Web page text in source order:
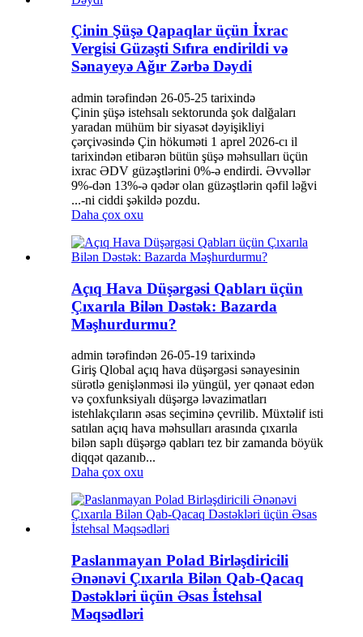
Çinin Şüşə Qapaqlar üçün İxrac
Vergisi Güzəşti Sıfıra endirildi və
Sənayeyə Ağır Zərbə Dəydi
admin tərəfindən 26-05-25 tarixində
Çinin şüşə istehsalı sektorunda şok dalğaları
yaradan mühüm bir siyasət dəyişikliyi
çərçivəsində Çin hökuməti 1 aprel 2026-cı il
tarixindən etibarən bütün şüşə məhsulları üçün
ixrac ƏDV güzəştlərini 0%-ə endirdi. Əvvəllər
9%-dən 13%-ə qədər olan güzəştlərin qəfil ləğvi
...-ni ciddi şəkildə pozdu.
Daha çox oxu
Açıq Hava Düşərgəsi Qabları üçün
Çıxarıla Bilən Dəstək: Bazarda
Məşhurdurmu?
admin tərəfindən 26-05-19 tarixində
Giriş Qlobal açıq hava düşərgəsi sənayesinin
sürətlə genişlənməsi ilə yüngül, yer qənaət edən
və çoxfunksiyalı düşərgə ləvazimatları
istehlakçıların əsas seçiminə çevrilib. Müxtəlif isti
satılan açıq hava məhsulları arasında çıxarıla
bilən saplı düşərgə qabları tez bir zamanda böyük
diqqət qazanıb...
Daha çox oxu
Paslanmayan Polad Birləşdiricili
Ənənəvi Çıxarıla Bilən Qab-Qacaq
Dəstəkləri üçün Əsas İstehsal
Məqsədləri